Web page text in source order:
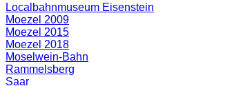
Localbahnmuseum Eisenstein
Moezel 2009
Moezel 2015
Moezel 2018
Moselwein-Bahn
Rammelsberg
Saar